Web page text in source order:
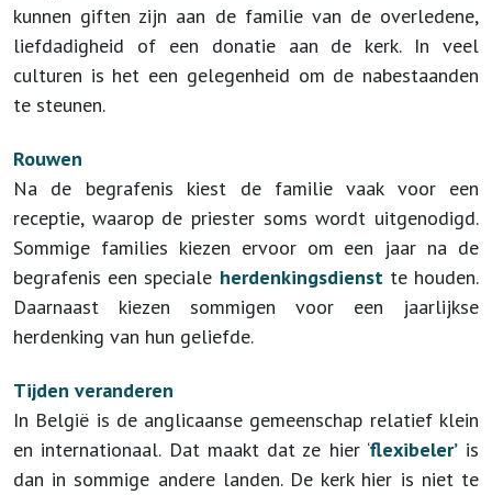
kunnen giften zijn aan de familie van de overledene,
liefdadigheid of een donatie aan de kerk. In veel
culturen is het een gelegenheid om de nabestaanden
te steunen.
Rouwen
Na de begrafenis kiest de familie vaak voor een
receptie, waarop de priester soms wordt uitgenodigd.
Sommige families kiezen ervoor om een jaar na de
begrafenis een speciale herdenkingsdienstte houden.
Daarnaast kiezen sommigen voor een jaarlijkse
herdenking van hun geliefde.
Tijden veranderen
In België is de anglicaanse gemeenschap relatief klein
en internationaal. Dat maakt dat ze hier ‘flexibeler’is
dan in sommige andere landen. De kerk hier is niet te